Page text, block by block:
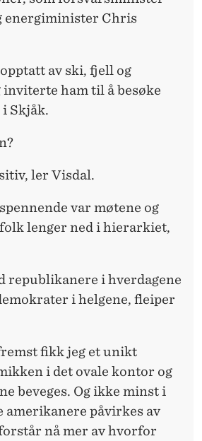
energiminister Chris
av ski, fjell og
ham til å besøke
Skjåk.
ler Visdal.
var møtene og
lenger ned i hierarkiet,
republikanere i hverdagene
i helgene, fleiper
fikk jeg et unikt
i det ovale kontor og
beveges. Og ikke minst i
amerikanere påvirkes av
nå mer av hvorfor